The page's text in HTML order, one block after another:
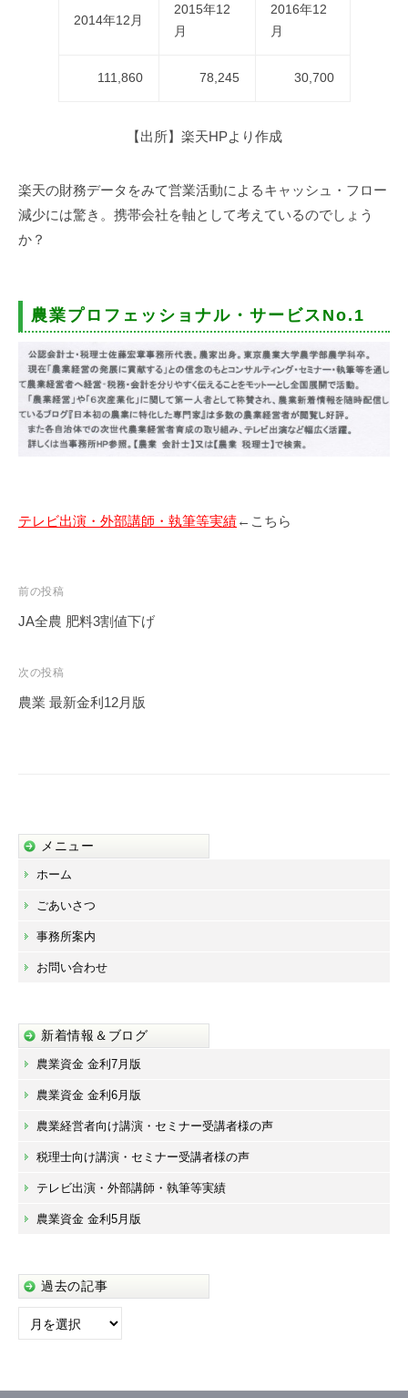
2014年12月
2015年12
月
2016年12
月
111,860 78,245 30,700
【出所】楽天HPより作成
楽天の財務データをみて営業活動によるキャッシュ・フロー
減少には驚き。携帯会社を軸として考えているのでしょう
か？
農業プロフェッショナル・サービスNo.1
テレビ出演・外部講師・執筆等実績←こちら
投
稿
ビ
ゲ
前の投稿
JA全農 肥料3割値下げ
次の投稿
農業 最新金利12月版
メニュー
ホーム
ごあいさつ
事務所案内
お問い合わせ
新着情報＆ブログ
農業資金 金利7月版
農業資金 金利6月版
農業経営者向け講演・セミナー受講者様の声
税理士向け講演・セミナー受講者様の声
テレビ出演・外部講師・執筆等実績
農業資金 金利5月版
過去の記事
過